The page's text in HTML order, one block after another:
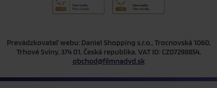
Prevádzkovateľ webu: Daniel Shopping s.r.o., Trocnovská 1060,
Trhové Sviny, 374 01, Česká republika, VAT ID: CZ07298854,
obchod@filmnadvd.sk